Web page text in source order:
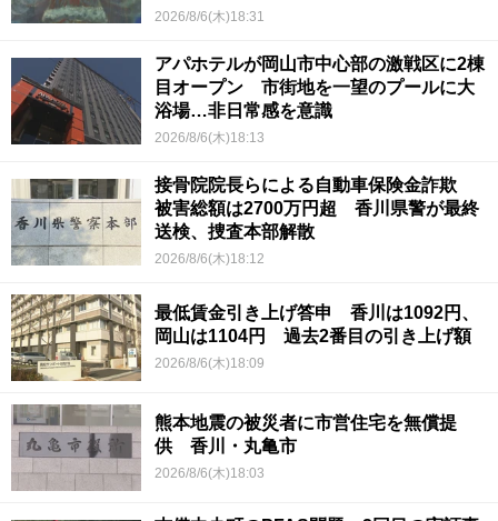
2026/8/6(木)18:31
アパホテルが岡山市中心部の激戦区に2棟
目オープン 市街地を一望のプールに大
浴場…非日常感を意識
2026/8/6(木)18:13
接骨院院長らによる自動車保険金詐欺
被害総額は2700万円超 香川県警が最終
送検、捜査本部解散
2026/8/6(木)18:12
最低賃金引き上げ答申 香川は1092円、
岡山は1104円 過去2番目の引き上げ額
2026/8/6(木)18:09
熊本地震の被災者に市営住宅を無償提
供 香川・丸亀市
2026/8/6(木)18:03